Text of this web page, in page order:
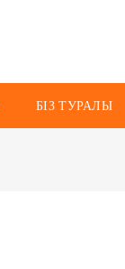
БІЗ ТУРАЛЫ